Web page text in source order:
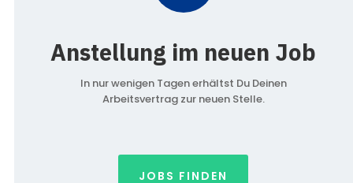
Anstellung im neuen Job
In nur wenigen Tagen erhältst Du Deinen
Arbeitsvertrag zur neuen Stelle.
JOBS FINDEN